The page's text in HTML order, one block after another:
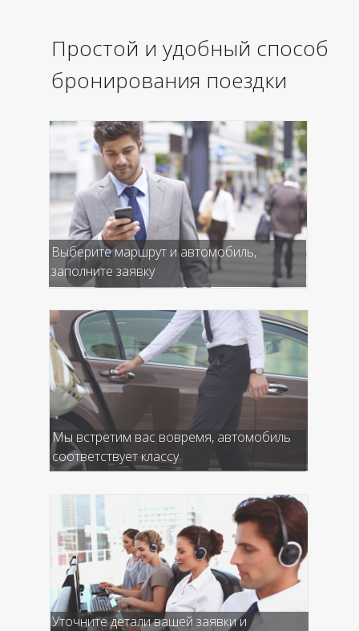
Простой и удобный способ
бронирования поездки
Выберите маршрут и автомобиль,
заполните заявку
Уточните детали вашей заявки и
Мы встретим вас вовремя, автомобиль
соответствует классу